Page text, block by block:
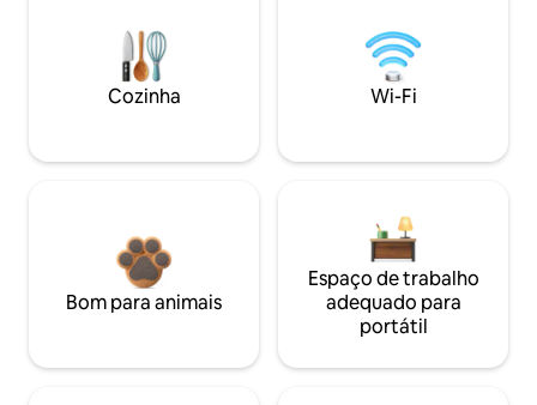
Cozinha Wi-Fi
Bom para animais
Espaço de trabalho
adequado para
portátil